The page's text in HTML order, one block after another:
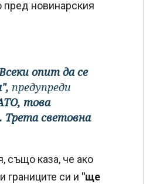
новинарския
опит да се
предупреди
това
Трета световна
също каза, че ако
си и "ще